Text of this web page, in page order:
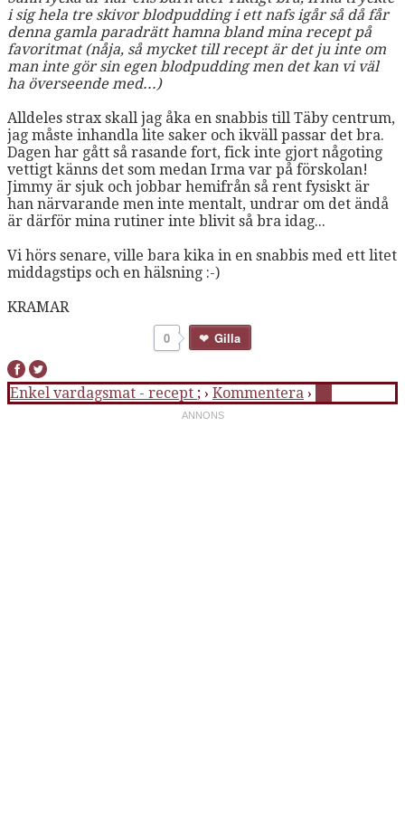
i sig hela tre skivor blodpudding i ett nafs igår så då får
denna gamla paradrätt hamna bland mina recept på
favoritmat (nåja, så mycket till recept är det ju inte om
man inte gör sin egen blodpudding men det kan vi väl
ha överseende med...)
Alldeles strax skall jag åka en snabbis till Täby centrum,
jag måste inhandla lite saker och ikväll passar det bra.
Dagen har gått så rasande fort, fick inte gjort någoting
vettigt känns det som medan Irma var på förskolan!
Jimmy är sjuk och jobbar hemifrån så rent fysiskt är
han närvarande men inte mentalt, undrar om det ändå
är därför mina rutiner inte blivit så bra idag...
Vi hörs senare, ville bara kika in en snabbis med ett litet
middagstips och en hälsning :-)
KRAMAR
0
Gilla
Enkel vardagsmat - recept ; › Kommentera ›